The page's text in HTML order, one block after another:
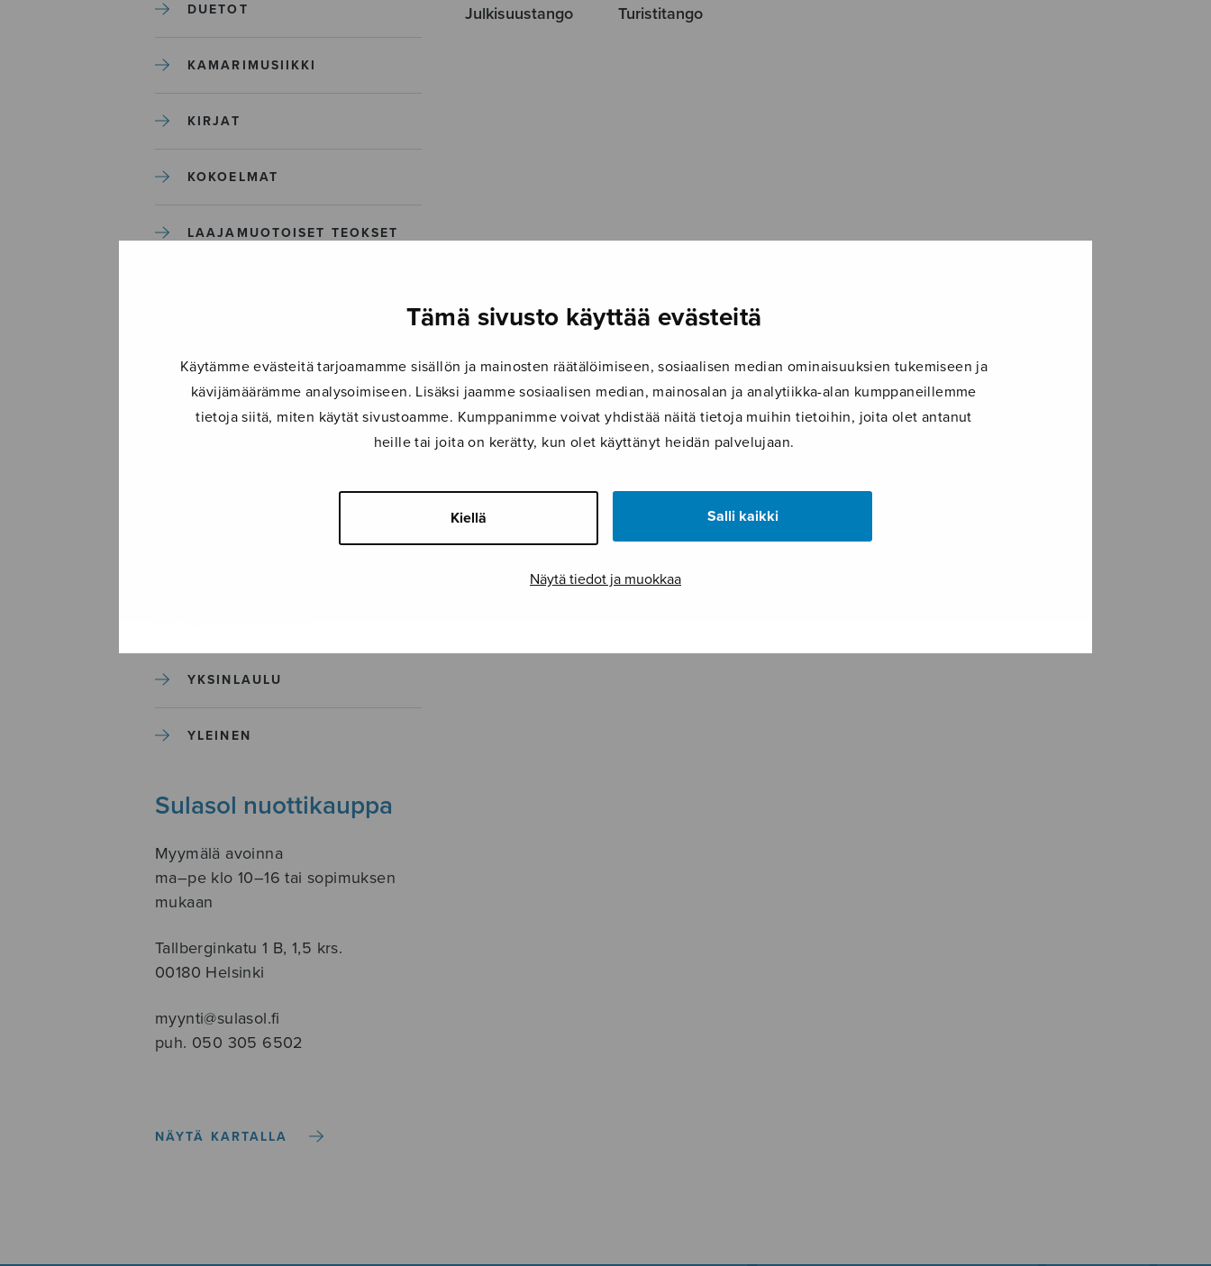
Tämä sivusto käyttää evästeitä
Käytämme evästeitä tarjoamamme sisällön ja mainosten räätälöimiseen, sosiaalisen median ominaisuuksien tukemiseen ja
kävijämäärämme analysoimiseen. Lisäksi jaamme sosiaalisen median, mainosalan ja analytiikka-alan kumppaneillemme
tietoja siitä, miten käytät sivustoamme. Kumppanimme voivat yhdistää näitä tietoja muihin tietoihin, joita olet antanut
heille tai joita on kerätty, kun olet käyttänyt heidän palvelujaan.
Kiellä Salli kaikki
Näytä tiedot ja muokkaa
DUETOT
KAMARIMUSIIKKI
KIRJAT
KOKOELMAT
LAAJAMUOTOISET TEOKSET
MUUT
YKSINLAULU
YLEINEN
Sulasol nuottikauppa
Myymälä avoinna
ma–pe klo 10–16 tai sopimuksen
mukaan
Tallberginkatu 1 B, 1,5 krs.
00180 Helsinki
myynti@sulasol.fi
puh. 050 305 6502
NÄYTÄ KARTALLA
Julkisuustango Turistitango